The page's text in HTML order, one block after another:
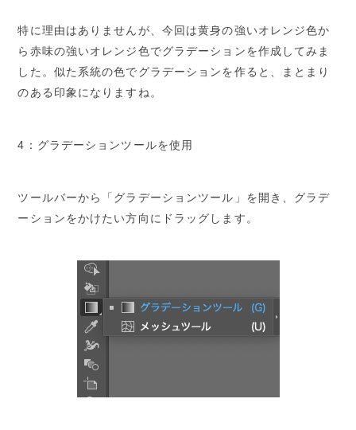
特に理由はありませんが、今回は黄身の強いオレンジ色か
ら赤味の強いオレンジ色でグラデーションを作成してみま
した。似た系統の色でグラデーションを作ると、まとまり
のある印象になりますね。
4：グラデーションツールを使用
ツールバーから「グラデーションツール」を開き、グラデ
ーションをかけたい方向にドラッグします。